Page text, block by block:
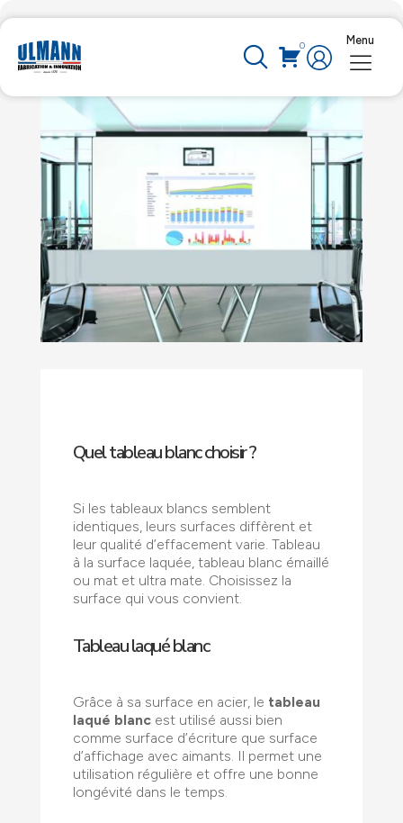
0 Menu
16 Juin 2023
Quel tableau blanc choisir ?
Si les tableaux blancs semblent
identiques, leurs surfaces diffèrent et
leur qualité d’effacement varie. Tableau
à la surface laquée, tableau blanc émaillé
ou mat et ultra mate. Choisissez la
surface qui vous convient.
Tableau laqué blanc
Grâce à sa surface en acier, le tableau
laqué blancest utilisé aussi bien
comme surface d’écriture que surface
d’affichage avec aimants. Il permet une
utilisation régulière et offre une bonne
longévité dans le temps.